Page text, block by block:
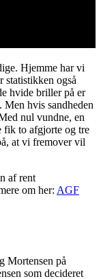
Hjemme har vi
statistikken også
hvide briller på er
hvis sandheden
nul vundne, en
fik to afgjorte og tre
at vi fremover vil
af rent
om her: AGF
Mortensen på
som decideret